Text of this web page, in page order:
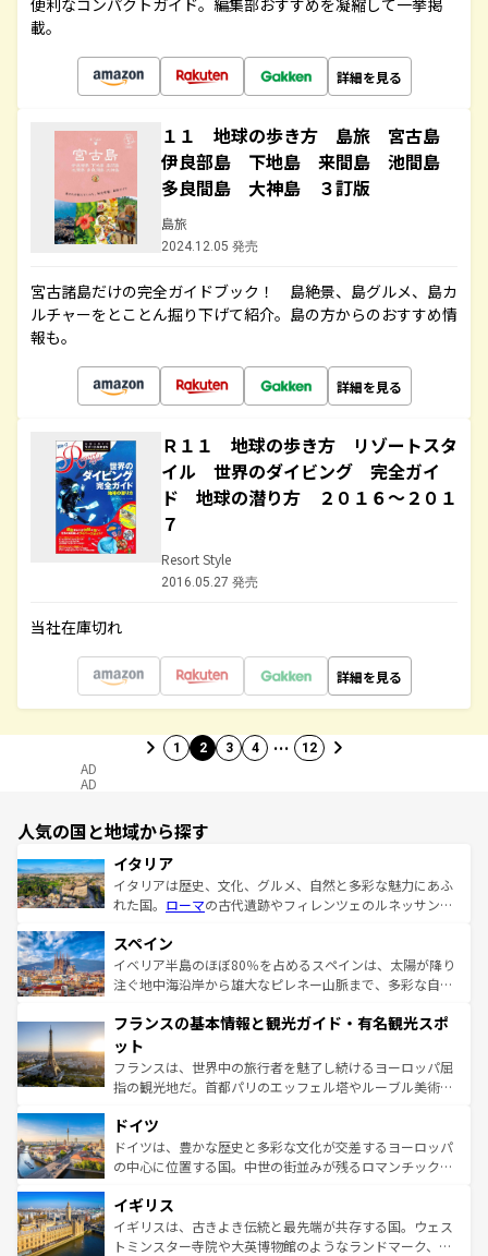
便利なコンパクトガイド。編集部おすすめを凝縮して一挙掲
載。
詳細を見る
１１ 地球の歩き方 島旅 宮古島
伊良部島 下地島 来間島 池間島
多良間島 大神島 ３訂版
島旅
2024.12.05 発売
宮古諸島だけの完全ガイドブック！ 島絶景、島グルメ、島カ
ルチャーをとことん掘り下げて紹介。島の方からのおすすめ情
報も。
詳細を見る
Ｒ１１ 地球の歩き方 リゾートスタ
イル 世界のダイビング 完全ガイ
ド 地球の潜り方 ２０１６～２０１
７
Resort Style
2016.05.27 発売
当社在庫切れ
詳細を見る
1 2 3 4 … 12
AD
AD
人気の国と地域から探す
イタリア
イタリアは歴史、文化、グルメ、自然と多彩な魅力にあふ
れた国。 ローマの古代遺跡やフィレンツェのルネッサンス
ろん、トスカーナの美しい田園風景やアマルフィ海岸の絶
景など、自然景観も見逃せない。観光の合間には、本場の
ピザやパスタなど、絶品のイタリア料理を堪能することも
ませてくれるイタリアで、忘れられない旅をしてみよう！
なお、新着のイタリア情報は
しい。
スペイン
イベリア半島のほぼ80％を占めるスペインは、太陽が降り
注ぐ地中海沿岸から雄大なピレネー山脈まで、多彩な自然
文化が根付くこの国では、情熱的なフラメンコ、熱気あふ
れる闘牛、そして美味しいタパスが生活の一部となってい
る。首都マドリードの洗練された雰囲気や、バルセロナの
アートに溢れた街角から、地方では古代ローマ遺跡や中世
せる。地方によって風土や気候が異なるスペインはその個
性で訪れる人を魅了する。 なお、新着のスペイン情報は コ
ンテンツ一覧を参照してほしい。
フランスの基本情報と観光ガイド・有名観光スポ
ット
フランスは、世界中の旅行者を魅了し続けるヨーロッパ屈
指の観光地だ。首都パリのエッフェル塔やルーブル美術館
で、幅広い魅力が詰まっている。華麗な宮殿、歴史的な大
聖堂、美しいビーチ、そして豊かな自然が、訪れる者を心
から魅了する。また、フランスは美食の国としても知ら
いる。シャンパンの発祥地であるランス、プロヴァンスの
香り高いラベンダー畑など、多彩な楽しみ方が可能だ。さ
らに、パリ以外の地域にも魅力が溢れており、どの街角に
ドイツ
ドイツは、豊かな歴史と多彩な文化が交差するヨーロッパ
の中心に位置する国。中世の街並みが残るロマンチック街
顔を持つこの国は、どこを歩いても飽きることがない。ベ
ルリンの文化的活気、バイエルン州のアルプスの絶景、そ
してライン川沿いのワイン畑といった風景は必見。ビール
イギリス
イギリスは、古きよき伝統と最先端が共存する国。ウェス
トミンスター寺院や大英博物館のようなランドマーク、歴